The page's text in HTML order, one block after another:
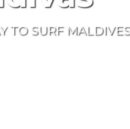
TO SURF MALDIVES